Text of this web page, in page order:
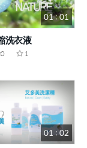
01 : 01
洗衣液
1
01 : 02